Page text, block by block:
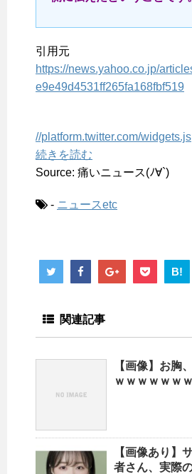
引用元
https://news.yahoo.co.jp/
e9e49d4531ff265fa168fbf519
//platform.twitter.com/widgets.js
続きを読む
Source: 痛いニュース(ﾉ∀`)
- ニュースetc
B!
関連記事
【画像】お胸
ｗｗｗｗｗｗ
【画像あり】
者さん、実際